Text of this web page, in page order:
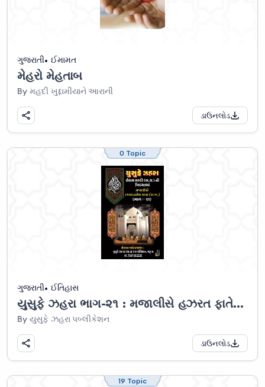
ગુજરાતી ઈમામત
મેહરો મેહતાબ
By મહદી ખુદ્દામીયાને આરાની
ડાઉનલોડ
0 Topic
ગુજરાતી ઈતિહાસ
યુસુફે ઝહરા ભાગ-૨૧ : મજાલીસે હઝરત ફાતેમા ઝહરા સ.અ.
By યુસુફે ઝહરા પબ્લીકેશન
ડાઉનલોડ
19 Topic